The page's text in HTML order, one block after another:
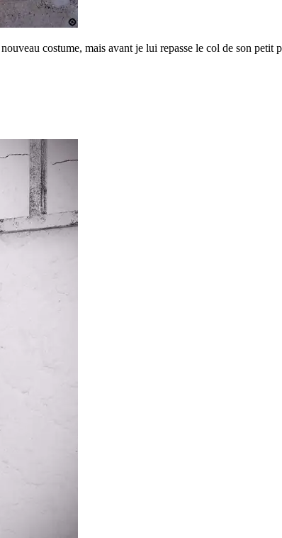
costume, mais avant je lui repasse le col de son